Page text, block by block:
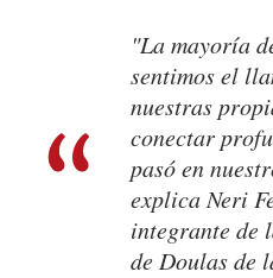
"La mayoría
sentimos el
nuestras
conectar
pasó en
explica Neri
integrante de
de Doulas de